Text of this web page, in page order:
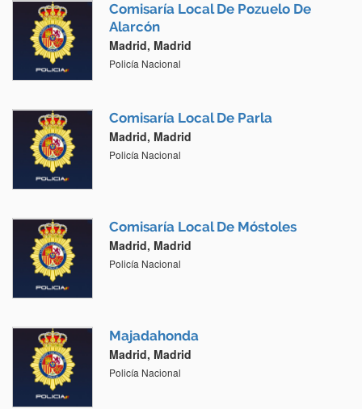
Comisaría Local De Pozuelo De
Alarcón
Madrid, Madrid
Policía Nacional
Comisaría Local De Parla
Madrid, Madrid
Policía Nacional
Comisaría Local De Móstoles
Madrid, Madrid
Policía Nacional
Majadahonda
Madrid, Madrid
Policía Nacional